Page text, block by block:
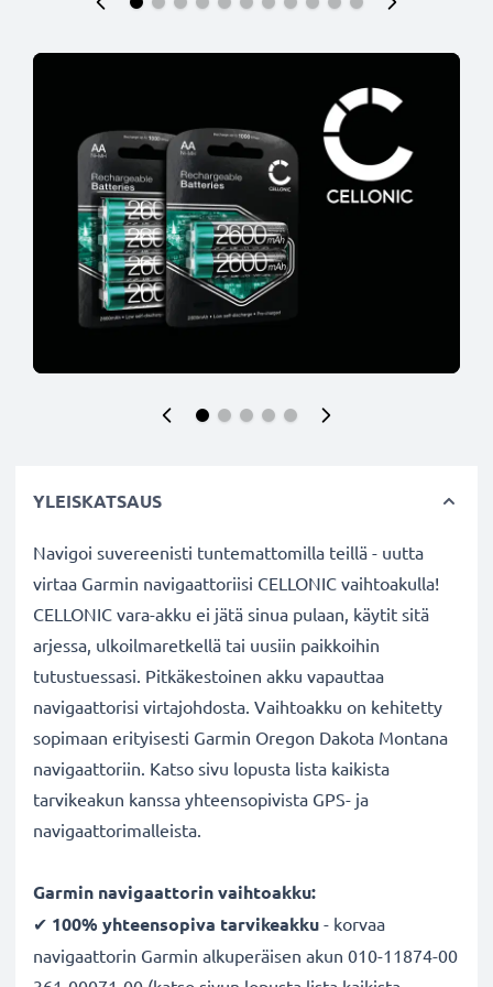
YLEISKATSAUS
Navigoi suvereenisti tuntemattomilla teillä - uutta
virtaa Garmin navigaattoriisi CELLONIC vaihtoakulla!
CELLONIC vara-akku ei jätä sinua pulaan, käytit sitä
arjessa, ulkoilmaretkellä tai uusiin paikkoihin
tutustuessasi. Pitkäkestoinen akku vapauttaa
navigaattorisi virtajohdosta. Vaihtoakku on kehitetty
sopimaan erityisesti Garmin Oregon Dakota Montana
navigaattoriin. Katso sivu lopusta lista kaikista
tarvikeakun kanssa yhteensopivista GPS- ja
navigaattorimalleista.
Garmin navigaattorin vaihtoakku:
✔ 100% yhteensopiva tarvikeakku - korvaa
navigaattorin Garmin alkuperäisen akun 010-11874-00